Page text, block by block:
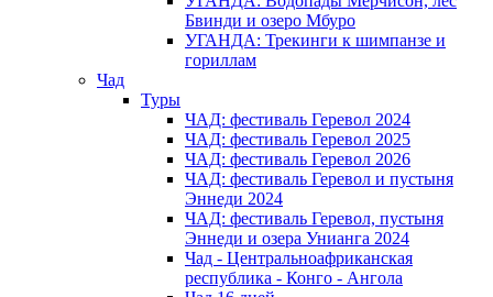
Бвинди и озеро Мбуро
УГАНДА: Трекинги к шимпанзе и
гориллам
Чад
Туры
ЧАД: фестиваль Геревол 2024
ЧАД: фестиваль Геревол 2025
ЧАД: фестиваль Геревол 2026
ЧАД: фестиваль Геревол и пустыня
Эннеди 2024
ЧАД: фестиваль Геревол, пустыня
Эннеди и озера Унианга 2024
Чад - Центральноафриканская
республика - Конго - Ангола